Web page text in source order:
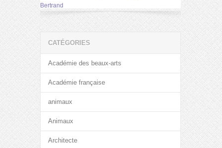
Bertrand
CATÉGORIES
Académie des beaux-arts
Académie française
animaux
Animaux
Architecte